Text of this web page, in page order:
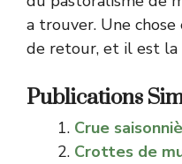
a trouver. Une
de retour, et il est la
Publications
Crue
Crottes de